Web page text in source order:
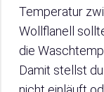
Temperatur
Wollflanell
die
Damit stellst